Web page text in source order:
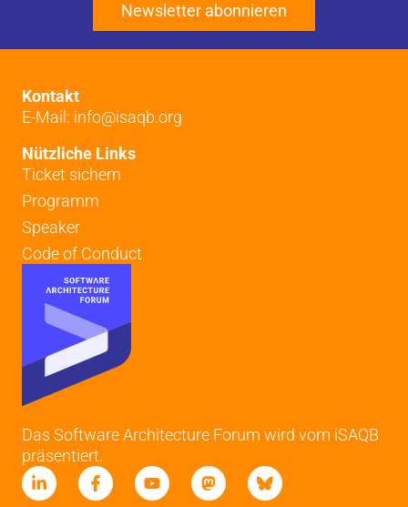
Newsletter abonnieren
Das Software Architecture Forum wird vom iSAQB
präsentiert.
Kontakt
E-Mail: info@isaqb.org
Nützliche Links
Ticket sichern
Programm
Speaker
Code of Conduct